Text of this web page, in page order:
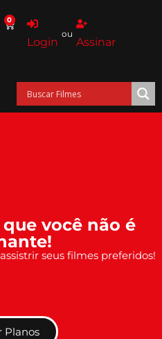
0
Login
ou
Assinar
você não é
seus filmes preferidos!
Planos